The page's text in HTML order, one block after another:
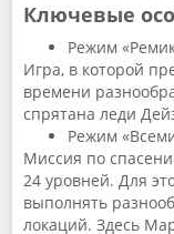
Ключевые
Режим
Игра, в которой
времени
спрятана леди
Режим
Миссия по
24 уровней. Для
выполнять
локаций. Здесь